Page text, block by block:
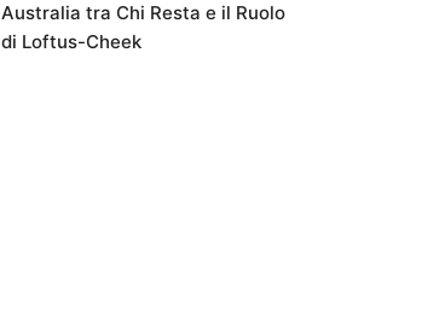
Australia tra Chi Resta e il Ruolo
di Loftus-Cheek